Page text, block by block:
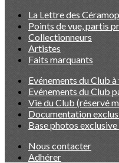
La Lettre des
Points de vue, partis
Collectionneurs
Artistes
Faits marquants
Evénements du Club
Evénements du Club
Vie du Club (réservé
Documentation
Base photos
Nous contacter
Adhérer